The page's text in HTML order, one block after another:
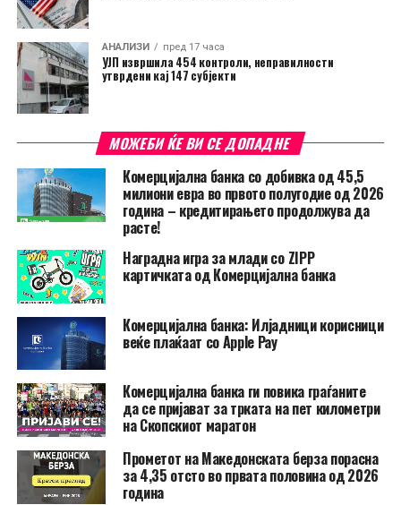
АНАЛИЗИ пред 17 часа
УЈП извршила 454 контроли, неправилности
утврдени кај 147 субјекти
МОЖЕБИ ЌЕ ВИ СЕ ДОПАДНЕ
Комерцијална банка со добивка од 45,5
милиони евра во првото полугодие од 2026
година – кредитирањето продолжува да
расте!
Наградна игра за млади со ZIPP
картичката од Комерцијална банка
Комерцијална банка: Илјадници корисници
веќе плаќаат со Apple Pay
Комерцијална банка ги повика граѓаните
да се пријават за трката на пет километри
на Скопскиот маратон
Прометот на Македонската берза порасна
за 4,35 отсто во првата половина од 2026
година